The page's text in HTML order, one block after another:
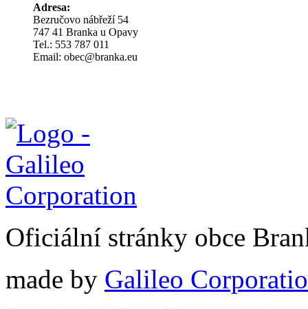
Adresa:
Bezručovo nábřeží 54
747 41 Branka u Opavy
Tel.: 553 787 011
Email: obec@branka.eu
Oficiální stránky obce
made by Galileo